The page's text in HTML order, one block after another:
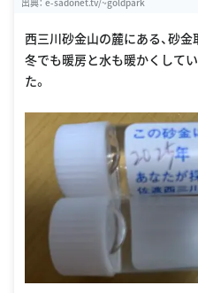
西三川砂金山の麓にある、砂金
冬でも暖房と水も暖かくして
た。